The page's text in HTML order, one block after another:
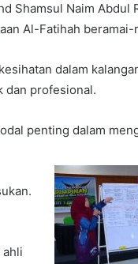
Shamsul Naim Abdul
Al-Fatihah beramai-
dalam
dan profesional.
penting dalam